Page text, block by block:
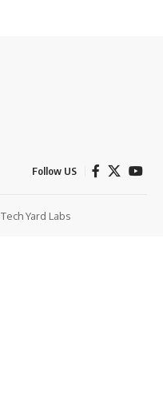
Follow US
Tech Yard Labs